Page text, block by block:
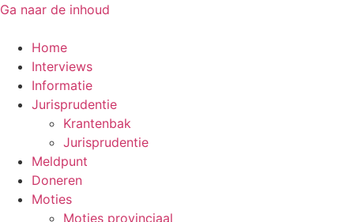
Ga naar de inhoud
Home
Interviews
Informatie
Jurisprudentie
Krantenbak
Jurisprudentie
Meldpunt
Doneren
Moties
Moties provinciaal